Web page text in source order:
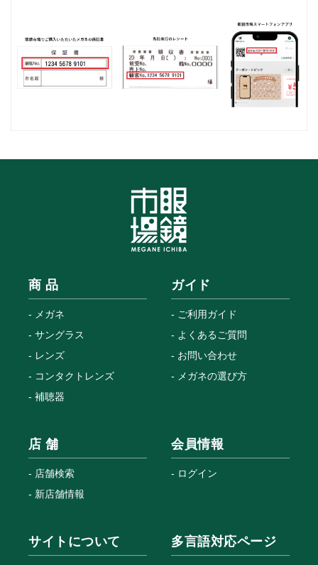
商 品
メガネ
サングラス
レンズ
コンタクトレンズ
補聴器
ガイド
ご利用ガイド
よくあるご質問
お問い合わせ
メガネの選び方
店 舗
店舗検索
新店舗情報
会員情報
ログイン
サイトについて 多言語対応ページ